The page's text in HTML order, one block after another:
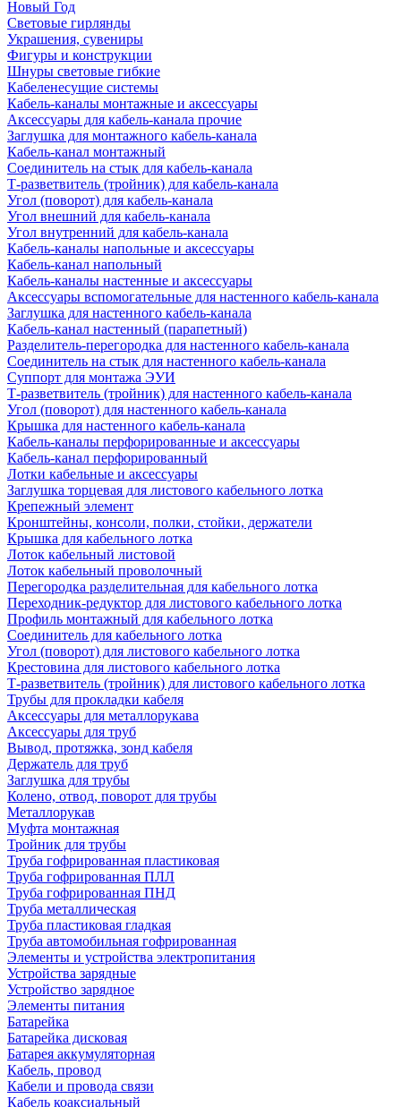
Новый Год
Световые гирлянды
Украшения, сувениры
Фигуры и конструкции
Шнуры световые гибкие
Кабеленесущие системы
Кабель-каналы монтажные и аксессуары
Аксессуары для кабель-канала прочие
Заглушка для монтажного кабель-канала
Кабель-канал монтажный
Соединитель на стык для кабель-канала
Т-разветвитель (тройник) для кабель-канала
Угол (поворот) для кабель-канала
Угол внешний для кабель-канала
Угол внутренний для кабель-канала
Кабель-каналы напольные и аксессуары
Кабель-канал напольный
Кабель-каналы настенные и аксессуары
Аксессуары вспомогательные для настенного кабель-канала
Заглушка для настенного кабель-канала
Кабель-канал настенный (парапетный)
Разделитель-перегородка для настенного кабель-канала
Соединитель на стык для настенного кабель-канала
Суппорт для монтажа ЭУИ
Т-разветвитель (тройник) для настенного кабель-канала
Угол (поворот) для настенного кабель-канала
Крышка для настенного кабель-канала
Кабель-каналы перфорированные и аксессуары
Кабель-канал перфорированный
Лотки кабельные и аксессуары
Заглушка торцевая для листового кабельного лотка
Крепежный элемент
Кронштейны, консоли, полки, стойки, держатели
Крышка для кабельного лотка
Лоток кабельный листовой
Лоток кабельный проволочный
Перегородка разделительная для кабельного лотка
Переходник-редуктор для листового кабельного лотка
Профиль монтажный для кабельного лотка
Соединитель для кабельного лотка
Угол (поворот) для листового кабельного лотка
Крестовина для листового кабельного лотка
Т-разветвитель (тройник) для листового кабельного лотка
Трубы для прокладки кабеля
Аксессуары для металлорукава
Аксессуары для труб
Вывод, протяжка, зонд кабеля
Держатель для труб
Заглушка для трубы
Колено, отвод, поворот для трубы
Металлорукав
Муфта монтажная
Тройник для трубы
Труба гофрированная пластиковая
Труба гофрированная ПЛЛ
Труба гофрированная ПНД
Труба металлическая
Труба пластиковая гладкая
Труба автомобильная гофрированная
Элементы и устройства электропитания
Устройства зарядные
Устройство зарядное
Элементы питания
Батарейка
Батарейка дисковая
Батарея аккумуляторная
Кабель, провод
Кабели и провода связи
Кабель коаксиальный